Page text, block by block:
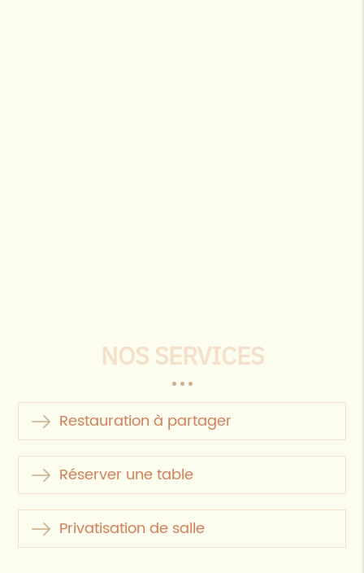
NOS SERVICES
Restauration à partager
Réserver une table
Privatisation de salle